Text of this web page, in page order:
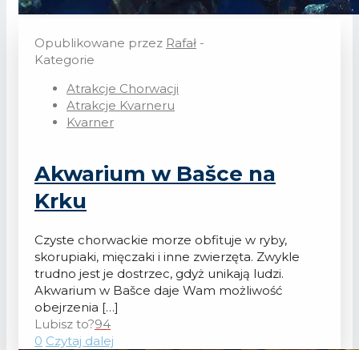
Opublikowane przez Rafał -
Kategorie
Atrakcje Chorwacji
Atrakcje Kvarneru
Kvarner
Akwarium w Bašce na
Krku
Czyste chorwackie morze obfituje w ryby,
skorupiaki, mięczaki i inne zwierzęta. Zwykle
trudno jest je dostrzec, gdyż unikają ludzi.
Akwarium w Bašce daje Wam możliwość
obejrzenia […]
Lubisz to?94
0 Czytaj dalej